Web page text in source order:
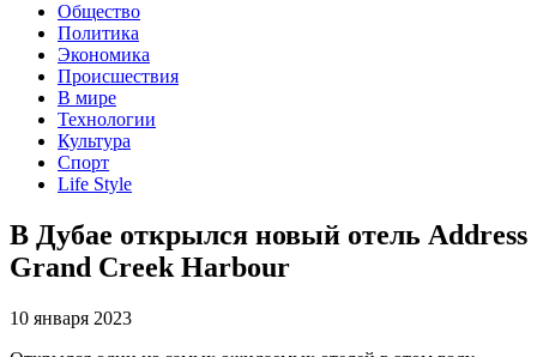
Общество
Политика
Экономика
Происшествия
В мире
Технологии
Культура
Спорт
Life Style
В Дубае открылся новый отель Address
Grand Creek Harbour
10 января 2023